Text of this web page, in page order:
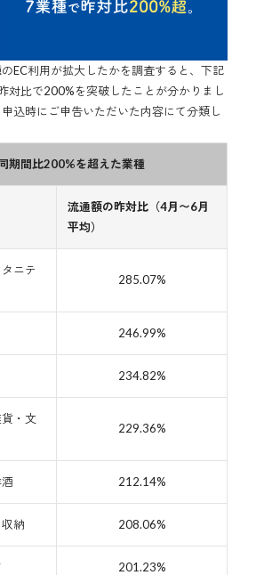
EC利用が拡大したかを調査すると、下記
対比で200%を突破したことが分かりまし
込時にご申告いただいた内容にて分類し
期間比200%を超えた業種
流通額の昨対比（4月〜6月
平均）
ニテ
285.07%
246.99%
234.82%
・文
229.36%
212.14%
納 208.06%
201.23%